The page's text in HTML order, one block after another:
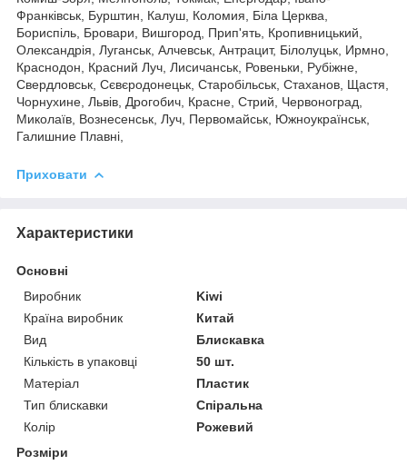
Франківськ, Бурштин, Калуш, Коломия, Біла Церква,
Бориспіль, Бровари, Вишгород, Прип'ять, Кропивницький,
Олександрія, Луганськ, Алчевськ, Антрацит, Білолуцьк, Ирмно,
Краснодон, Красний Луч, Лисичанськ, Ровеньки, Рубіжне,
Свердловськ, Сєвєродонецьк, Старобільськ, Стаханов, Щастя,
Чорнухине, Львів, Дрогобич, Красне, Стрий, Червоноград,
Миколаїв, Вознесенськ, Луч, Первомайськ, Южноукраїнськ,
Галишние Плавні,
Приховати
Характеристики
Основні
Виробник
Kiwi
Країна виробник
Китай
Вид
Блискавка
Кількість в упаковці
50 шт.
Матеріал
Пластик
Тип блискавки
Спіральна
Колір
Рожевий
Розміри